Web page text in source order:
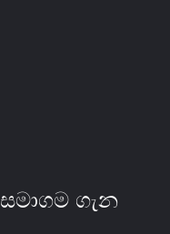
සමාගම ගැන